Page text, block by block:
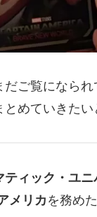
ご覧になら
めていきたい
ティック・ユ
メリカを務めた